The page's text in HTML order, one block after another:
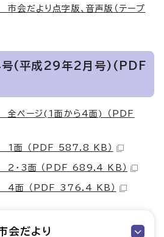
会だより点字版、音声版（テープ
号(平成29年2月号)(PDF
全ページ(1面から4面) （PDF
1面 （PDF 587.8 KB）
2・3面 （PDF 689.4 KB）
4面 （PDF 376.4 KB）
だより